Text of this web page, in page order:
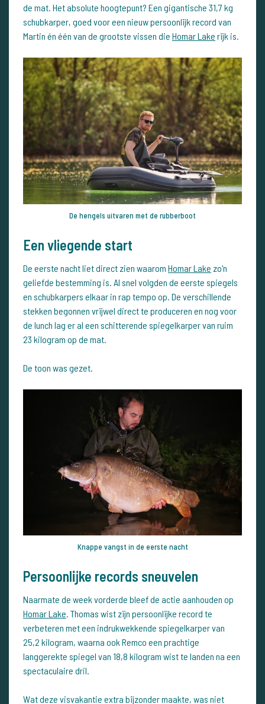
de mat. Het absolute hoogtepunt? Een gigantische 31,7 kg
schubkarper, goed voor een nieuw persoonlijk record van
Martin én één van de grootste vissen die Homar Lake rijk is.
De hengels uitvaren met de rubberboot
Een vliegende start
De eerste nacht liet direct zien waarom Homar Lake zo'n
geliefde bestemming is. Al snel volgden de eerste spiegels
en schubkarpers elkaar in rap tempo op. De verschillende
stekken begonnen vrijwel direct te produceren en nog voor
de lunch lag er al een schitterende spiegelkarper van ruim
23 kilogram op de mat.
De toon was gezet.
Knappe vangst in de eerste nacht
Persoonlijke records sneuvelen
Naarmate de week vorderde bleef de actie aanhouden op
Homar Lake. Thomas wist zijn persoonlijke record te
verbeteren met een indrukwekkende spiegelkarper van
25,2 kilogram, waarna ook Remco een prachtige
langgerekte spiegel van 18,8 kilogram wist te landen na een
spectaculaire dril.
Wat deze visvakantie extra bijzonder maakte, was niet